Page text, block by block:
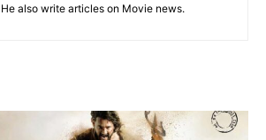
He also write articles on Movie news.